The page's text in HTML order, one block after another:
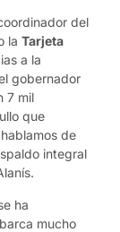
del
la Tarjeta
a la
gobernador
7 mil
que
de
integral
ha
mucho